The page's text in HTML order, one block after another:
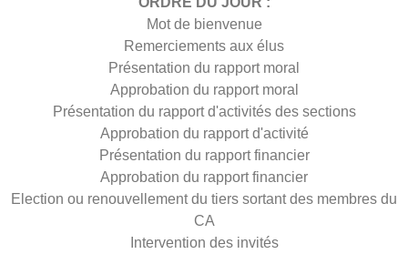
Mot de bienvenue
Remerciements aux élus
Présentation du rapport moral
Approbation du rapport moral
Présentation du rapport d'activités des sections
Approbation du rapport d'activité
Présentation du rapport financier
Approbation du rapport financier
Election ou renouvellement du tiers sortant des membres du
CA
Intervention des invités